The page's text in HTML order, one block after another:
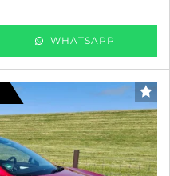
WHATSAPP